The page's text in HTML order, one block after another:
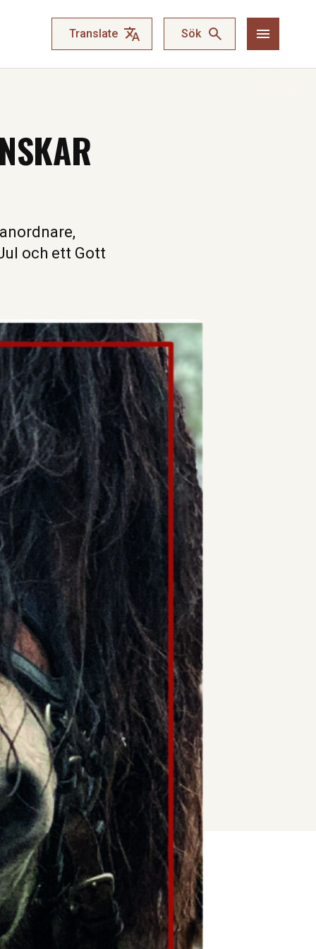
Translate Sök
och ett Gott